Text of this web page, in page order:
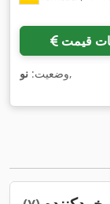
قیمت
وضعیت: نو ,